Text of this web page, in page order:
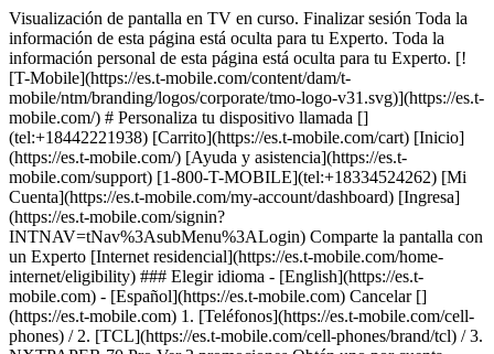
Visualización de pantalla en TV en curso. Finalizar sesión Toda la
información de esta página está oculta para tu Experto. Toda la
información personal de esta página está oculta para tu Experto. [!
[T-Mobile](https://es.t-mobile.com/content/dam/t-
mobile/ntm/branding/logos/corporate/tmo-logo-v31.svg)](https://es.t-
mobile.com/) # ​​​​​​​Personaliza tu dispositivo llamada []
(tel:+18442221938) [Carrito](https://es.t-mobile.com/cart) [Inicio]
(https://es.t-mobile.com/) [Ayuda y asistencia](https://es.t-
mobile.com/support) [1-800-T-MOBILE](tel:+18334524262) [Mi
Cuenta](https://es.t-mobile.com/my-account/dashboard) [Ingresa]
(https://es.t-mobile.com/signin?
INTNAV=tNav%3AsubMenu%3ALogin) Comparte la pantalla con
un Experto [Internet residencial](https://es.t-mobile.com/home-
internet/eligibility) ### Elegir idioma - [English](https://es.t-
mobile.com) - [Español](https://es.t-mobile.com) Cancelar []
(https://es.t-mobile.com) 1. [Teléfonos](https://es.t-mobile.com/cell-
phones) / 2. [TCL](https://es.t-mobile.com/cell-phones/brand/tcl) / 3.